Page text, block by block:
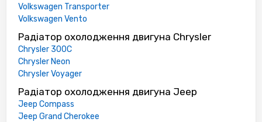
Volkswagen Transporter
Volkswagen Vento
Радіатор охолодження двигуна Chrysler
Chrysler 300C
Chrysler Neon
Chrysler Voyager
Радіатор охолодження двигуна Jeep
Jeep Compass
Jeep Grand Cherokee